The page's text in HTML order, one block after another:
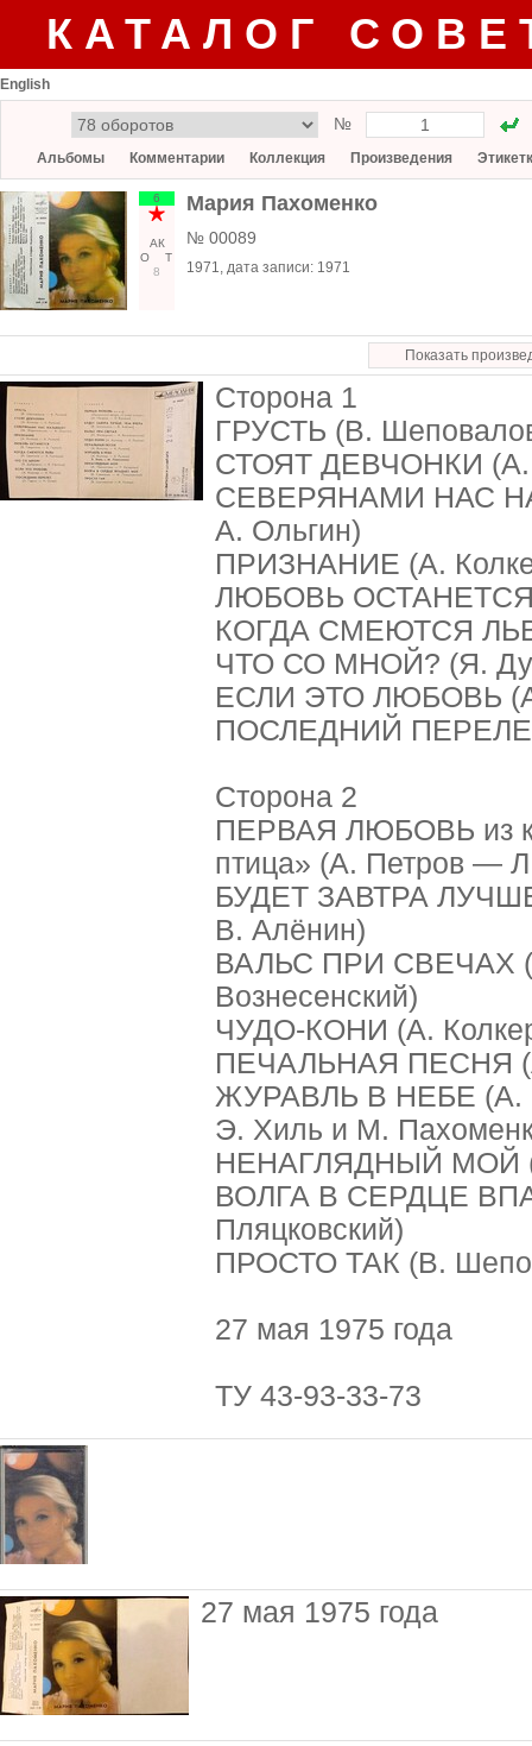
КАТАЛОГ
English
№
Альбомы Комментарии Коллекция Произведения
6
АК
О
Т
8
Мария Пахоменко
№ 00089
1971, дата записи: 1971
Показать
Сторона 1
ГРУСТЬ (В.
СТОЯТ ДЕВЧОНКИ (А.
СЕВЕРЯНАМИ НАС
А. Ольгин)
ПРИЗНАНИЕ (А.
ЛЮБОВЬ ОСТАНЕТСЯ
КОГДА СМЕЮТСЯ
ЧТО СО МНОЙ? (Я.
ЕСЛИ ЭТО ЛЮБОВЬ
ПОСЛЕДНИЙ
Сторона 2
ПЕРВАЯ ЛЮБОВЬ из к/
птица» (А. Петров —
БУДЕТ ЗАВТРА
В. Алёнин)
ВАЛЬС ПРИ СВЕЧАХ
Вознесенский)
ЧУДО-КОНИ (А.
ПЕЧАЛЬНАЯ ПЕСНЯ
ЖУРАВЛЬ В НЕБЕ (А.
Э. Хиль и М.
НЕНАГЛЯДНЫЙ МОЙ
ВОЛГА В СЕРДЦЕ
Пляцковский)
ПРОСТО ТАК (В.
27 мая 1975 года
ТУ 43-93-33-73
27 мая 1975 года